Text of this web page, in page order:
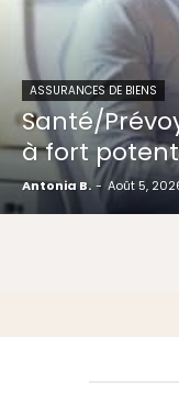
ASSURANCES DE BIENS
Santé/
à fort
Antonia B. - Août 5,